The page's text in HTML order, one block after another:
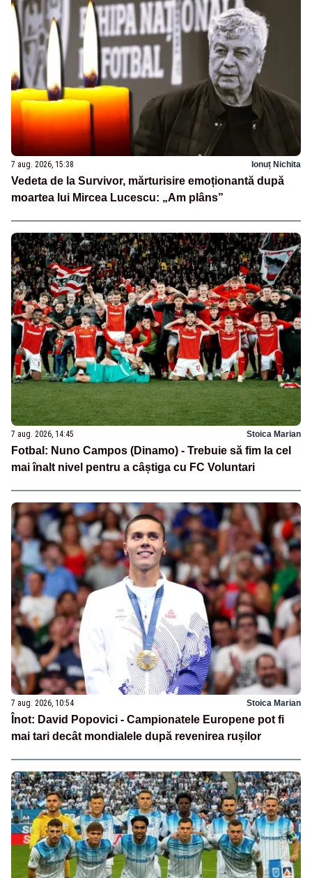
7 aug. 2026, 15:38 Ionuț Nichita
Vedeta de la Survivor, mărturisire emoționantă după
moartea lui Mircea Lucescu: „Am plâns”
7 aug. 2026, 14:45 Stoica Marian
Fotbal: Nuno Campos (Dinamo) - Trebuie să fim la cel
mai înalt nivel pentru a câștiga cu FC Voluntari
7 aug. 2026, 10:54 Stoica Marian
Înot: David Popovici - Campionatele Europene pot fi
mai tari decât mondialele după revenirea rușilor